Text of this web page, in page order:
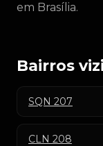
em Brasília.
Bairros
SQN 207
CLN 208